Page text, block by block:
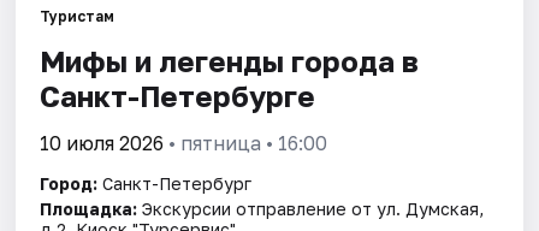
Города
Площадки
Рейтинги
Туристам
Мифы и легенды города в
Санкт-Петербурге
10 июля 2026 • пятница • 16:00
Город: Санкт-Петербург
Площадка: Экскурсии отправление от ул. Думская,